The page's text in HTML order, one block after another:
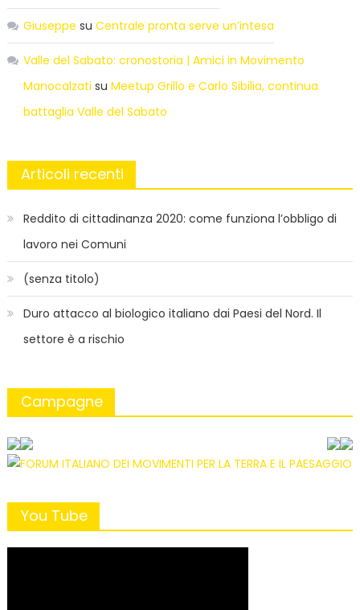
Giuseppe su Centrale pronta serve un’intesa
Valle del Sabato: cronostoria | Amici in Movimento
Manocalzati su Meetup Grillo e Carlo Sibilia, continua
battaglia Valle del Sabato
Articoli recenti
Reddito di cittadinanza 2020: come funziona l’obbligo di
lavoro nei Comuni
(senza titolo)
Duro attacco al biologico italiano dai Paesi del Nord. Il
settore è a rischio
Campagne
You Tube